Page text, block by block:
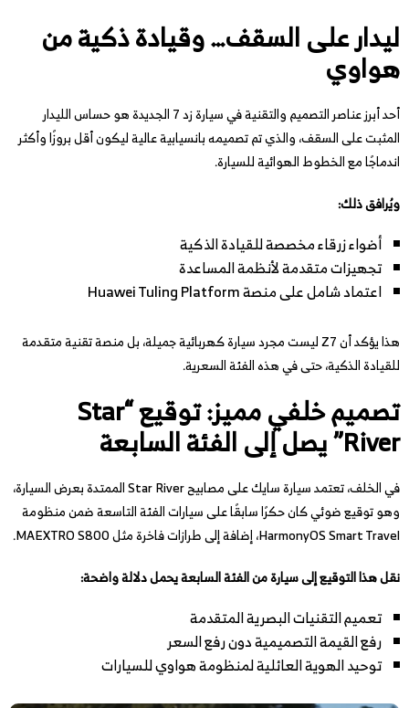
ليدار على السقف… وقيادة ذكية من
هواوي
أحد أبرز عناصر التصميم والتقنية في سيارة زد 7 الجديدة هو حساس الليدار
المثبت على السقف، والذي تم تصميمه بانسيابية عالية ليكون أقل بروزًا وأكثر
اندماجًا مع الخطوط الهوائية للسيارة.
ويُرافق ذلك:
أضواء زرقاء مخصصة للقيادة الذكية
تجهيزات متقدمة لأنظمة المساعدة
اعتماد شامل على منصة Huawei Tuling Platform
هذا يؤكد أن Z7 ليست مجرد سيارة كهربائية جميلة، بل منصة تقنية متقدمة
للقيادة الذكية، حتى في هذه الفئة السعرية.
تصميم خلفي مميز: توقيع “Star
River” يصل إلى الفئة السابعة
في الخلف، تعتمد سيارة سايك على مصابيح Star River الممتدة بعرض السيارة،
وهو توقيع ضوئي كان حكرًا سابقًا على سيارات الفئة التاسعة ضمن منظومة
HarmonyOS Smart Travel، إضافة إلى طرازات فاخرة مثل MAEXTRO S800.
نقل هذا التوقيع إلى سيارة من الفئة السابعة يحمل دلالة واضحة:
تعميم التقنيات البصرية المتقدمة
رفع القيمة التصميمية دون رفع السعر
توحيد الهوية العائلية لمنظومة هواوي للسيارات